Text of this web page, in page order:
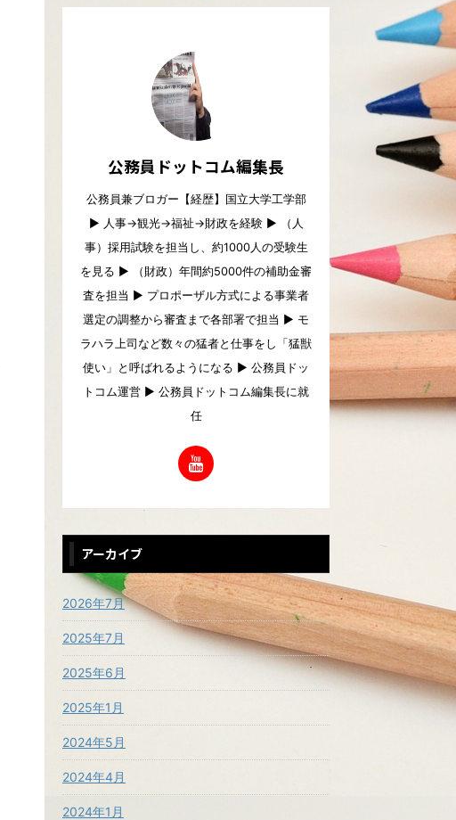
公務員ドットコム編集長
公務員兼ブロガー【経歴】国立大学工学部
▶︎ 人事→観光→福祉→財政を経験 ▶︎ （人
事）採用試験を担当し、約1000人の受験生
を見る ▶︎ （財政）年間約5000件の補助金審
査を担当 ▶︎ プロポーザル方式による事業者
選定の調整から審査まで各部署で担当 ▶︎ モ
ラハラ上司など数々の猛者と仕事をし「猛獣
使い」と呼ばれるようになる ▶︎ 公務員ドッ
トコム運営 ▶︎ 公務員ドットコム編集長に就
任
アーカイブ
2026年7月
2025年7月
2025年6月
2025年1月
2024年5月
2024年4月
2024年1月